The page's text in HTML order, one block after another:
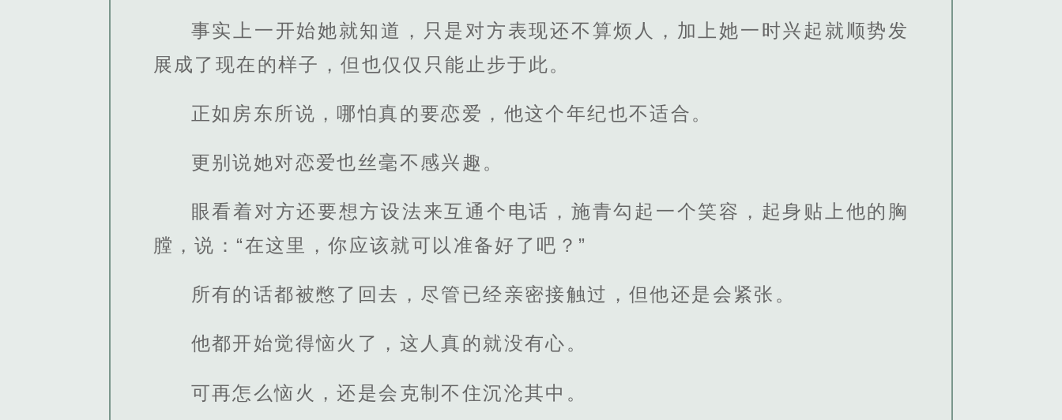
事实上一开始她就知道，只是对方表现还不算烦人，加上她一时兴起就顺势发
展成了现在的样子，但也仅仅只能止步于此。
正如房东所说，哪怕真的要恋爱，他这个年纪也不适合。
更别说她对恋爱也丝毫不感兴趣。
眼看着对方还要想方设法来互通个电话，施青勾起一个笑容，起身贴上他的胸
膛，说：“在这里，你应该就可以准备好了吧？”
所有的话都被憋了回去，尽管已经亲密接触过，但他还是会紧张。
他都开始觉得恼火了，这人真的就没有心。
可再怎么恼火，还是会克制不住沉沦其中。